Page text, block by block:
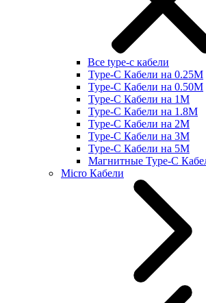
Все type-c кабели
Type-C Кабели на 0.25М
Type-C Кабели на 0.50М
Type-C Кабели на 1М
Type-C Кабели на 1.8М
Type-C Кабели на 2М
Type-C Кабели на 3М
Type-C Кабели на 5М
Магнитные Type-C
Micro Кабели